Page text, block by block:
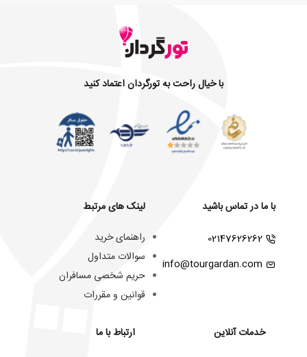
با خیال راحت به تورگردان اعتماد کنید
با ما در تماس باشید
02147626262
info@tourgardan.com
خدمات آنلاین
لینک های مرتبط
راهنمای خرید
سوالات متداول
حریم شخصی مسافران
قوانین و مقررات
ارتباط با ما